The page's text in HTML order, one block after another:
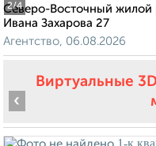
2/4
Северо-Восточный жилой
Ивана Захарова 27
Агентство, 06.08.2026
Виртуальные
‹